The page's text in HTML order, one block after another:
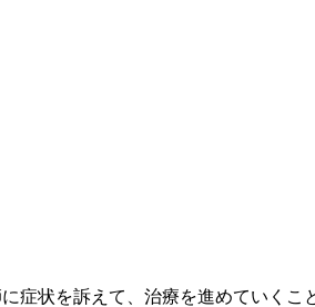
症状を訴えて、治療を進めていく